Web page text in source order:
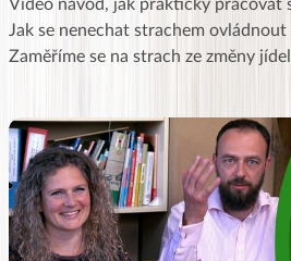
Video návod, jak prakticky pracovat
Jak se nenechat strachem ovládnout
Zaměříme se na strach ze změny